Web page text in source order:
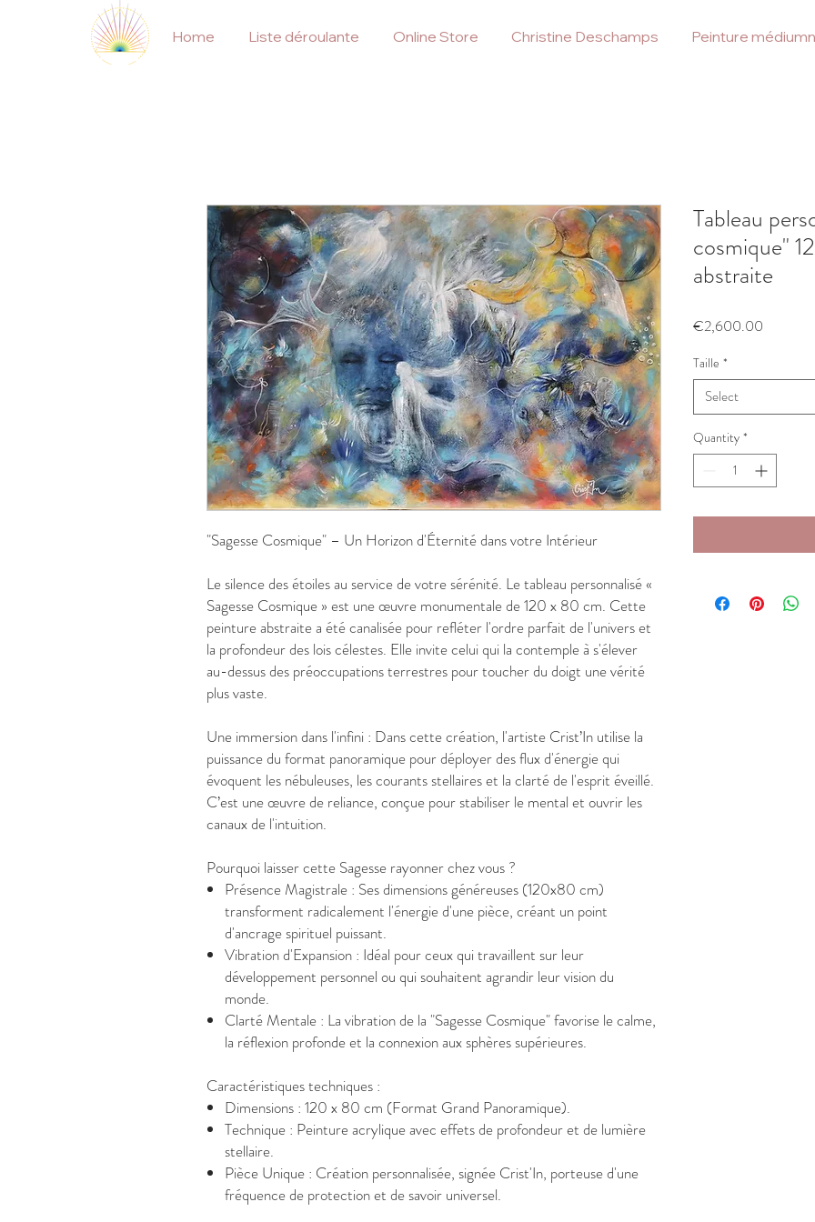
Home Liste déroulante Online Store Christine Deschamps Peinture
"Sagesse Cosmique" – Un Horizon d'Éternité dans votre Intérieur
Le silence des étoiles au service de votre sérénité. Le tableau personnalisé «
Sagesse Cosmique » est une œuvre monumentale de 120 x 80 cm. Cette
peinture abstraite a été canalisée pour refléter l'ordre parfait de l'univers et
la profondeur des lois célestes. Elle invite celui qui la contemple à s'élever
au-dessus des préoccupations terrestres pour toucher du doigt une vérité
plus vaste.
Une immersion dans l'infini : Dans cette création, l'artiste Crist’In utilise la
puissance du format panoramique pour déployer des flux d'énergie qui
évoquent les nébuleuses, les courants stellaires et la clarté de l'esprit éveillé.
C’est une œuvre de reliance, conçue pour stabiliser le mental et ouvrir les
canaux de l'intuition.
Pourquoi laisser cette Sagesse rayonner chez vous ?
Présence Magistrale : Ses dimensions généreuses (120x80 cm)
transforment radicalement l'énergie d'une pièce, créant un point
d'ancrage spirituel puissant.
Vibration d'Expansion : Idéal pour ceux qui travaillent sur leur
développement personnel ou qui souhaitent agrandir leur vision du
monde.
Clarté Mentale : La vibration de la "Sagesse Cosmique" favorise le calme,
la réflexion profonde et la connexion aux sphères supérieures.
Caractéristiques techniques :
Dimensions : 120 x 80 cm (Format Grand Panoramique).
Technique : Peinture acrylique avec effets de profondeur et de lumière
stellaire.
Pièce Unique : Création personnalisée, signée Crist'In, porteuse d'une
fréquence de protection et de savoir universel.
Tableau
cosmique"
abstraite
€2,600.00
Taille *
Select
Quantity *